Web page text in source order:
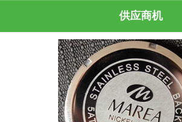
供应商机